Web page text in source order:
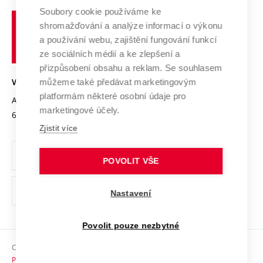
Výzkumné infrastruktury
Transfer znalostí
Open Science
Projekty
Projekty ze strukturálních fondů
Specifický výzkum
Spolupráce se školami
Služby univerzity
Mezinárodní dohody
Univerzitní sítě
Profil univerzity
Udržitelná univerzita
Podnikavá univerzita / ContriBUTe
Bezpečná univerzita
Vyznamenání
Organizační struktura
Ochrana osobních údajů
odkaz)
Sociální bezpečí
učení
technické
VYSOKÉ UČENÍ TECHNICKÉ V BRNĚ
Antonínská 548/1
602 00 Brno
www.vut.cz
vut@vutbr.cz
Copyright © 2026 VUT
Prohlášení o přístupnosti
Soubory cookie používáme ke
shromažďování a analýze informací o výkonu
a používání webu, zajištění fungování funkcí
ze sociálních médií a ke zlepšení a
přizpůsobení obsahu a reklam. Se souhlasem
můžeme také předávat marketingovým
platformám některé osobní údaje pro
marketingové účely.
Zjistit více
POVOLIT VŠE
Nastavení
Povolit pouze nezbytné